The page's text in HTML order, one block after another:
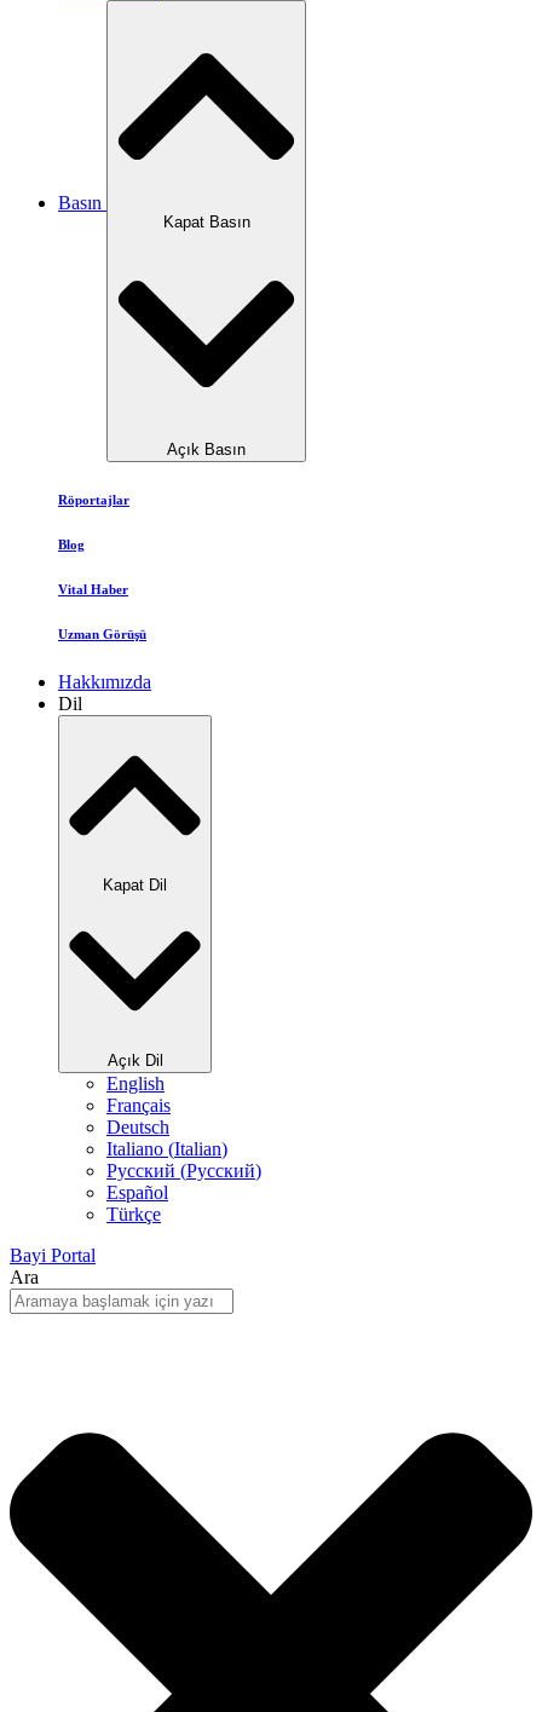
Basın
Kapat Basın
Açık Basın
Röportajlar
Blog
Vital Haber
Uzman Görüşü
Hakkımızda
Dil
Kapat Dil
Açık Dil
English
Français
Deutsch
Italiano (Italian)
Русский (Pусский)
Español
Türkçe
Bayi Portal
Ara